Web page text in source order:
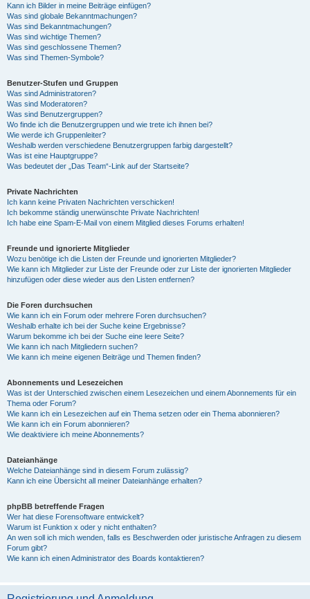
Kann ich Bilder in meine Beiträge einfügen?
Was sind globale Bekanntmachungen?
Was sind Bekanntmachungen?
Was sind wichtige Themen?
Was sind geschlossene Themen?
Was sind Themen-Symbole?
Benutzer-Stufen und Gruppen
Was sind Administratoren?
Was sind Moderatoren?
Was sind Benutzergruppen?
Wo finde ich die Benutzergruppen und wie trete ich ihnen bei?
Wie werde ich Gruppenleiter?
Weshalb werden verschiedene Benutzergruppen farbig dargestellt?
Was ist eine Hauptgruppe?
Was bedeutet der „Das Team“-Link auf der Startseite?
Private Nachrichten
Ich kann keine Privaten Nachrichten verschicken!
Ich bekomme ständig unerwünschte Private Nachrichten!
Ich habe eine Spam-E-Mail von einem Mitglied dieses Forums erhalten!
Freunde und ignorierte Mitglieder
Wozu benötige ich die Listen der Freunde und ignorierten Mitglieder?
Wie kann ich Mitglieder zur Liste der Freunde oder zur Liste der ignorierten Mitglieder
hinzufügen oder diese wieder aus den Listen entfernen?
Die Foren durchsuchen
Wie kann ich ein Forum oder mehrere Foren durchsuchen?
Weshalb erhalte ich bei der Suche keine Ergebnisse?
Warum bekomme ich bei der Suche eine leere Seite?
Wie kann ich nach Mitgliedern suchen?
Wie kann ich meine eigenen Beiträge und Themen finden?
Abonnements und Lesezeichen
Was ist der Unterschied zwischen einem Lesezeichen und einem Abonnements für ein
Thema oder Forum?
Wie kann ich ein Lesezeichen auf ein Thema setzen oder ein Thema abonnieren?
Wie kann ich ein Forum abonnieren?
Wie deaktiviere ich meine Abonnements?
Dateianhänge
Welche Dateianhänge sind in diesem Forum zulässig?
Kann ich eine Übersicht all meiner Dateianhänge erhalten?
phpBB betreffende Fragen
Wer hat diese Forensoftware entwickelt?
Warum ist Funktion x oder y nicht enthalten?
An wen soll ich mich wenden, falls es Beschwerden oder juristische Anfragen zu diesem
Forum gibt?
Wie kann ich einen Administrator des Boards kontaktieren?